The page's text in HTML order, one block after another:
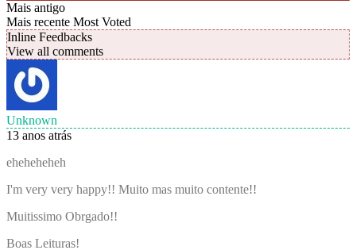
Mais antigo
Mais recente Most Voted
Inline Feedbacks
View all comments
Unknown
13 anos atrás
eheheheheh
I'm very very happy!! Muito mas muito contente!!
Muitissimo Obrgado!!
Boas Leituras!